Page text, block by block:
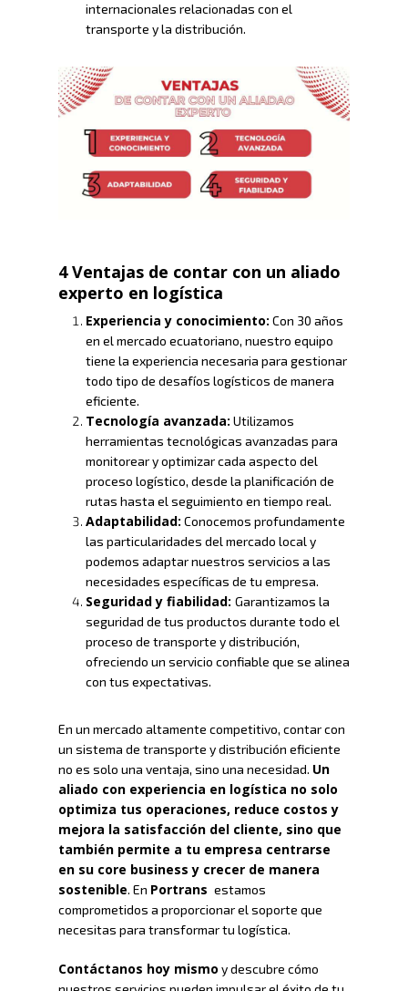
internacionales relacionadas con el
transporte y la distribución.
4 Ventajas de contar con un aliado
experto en logística
Experiencia y conocimiento: Con 30 años
en el mercado ecuatoriano, nuestro equipo
tiene la experiencia necesaria para gestionar
todo tipo de desafíos logísticos de manera
eficiente.
Tecnología avanzada: Utilizamos
herramientas tecnológicas avanzadas para
monitorear y optimizar cada aspecto del
proceso logístico, desde la planificación de
rutas hasta el seguimiento en tiempo real.
Adaptabilidad: Conocemos profundamente
las particularidades del mercado local y
podemos adaptar nuestros servicios a las
necesidades específicas de tu empresa.
Seguridad y fiabilidad: Garantizamos la
seguridad de tus productos durante todo el
proceso de transporte y distribución,
ofreciendo un servicio confiable que se alinea
con tus expectativas.
En un mercado altamente competitivo, contar con
un sistema de transporte y distribución eficiente
no es solo una ventaja, sino una necesidad. Un
aliado con experiencia en logística no solo
optimiza tus operaciones, reduce costos y
mejora la satisfacción del cliente, sino que
también permite a tu empresa centrarse
en su core business y crecer de manera
sostenible. En Portrans estamos
comprometidos a proporcionar el soporte que
necesitas para transformar tu logística.
Contáctanos hoy mismo y descubre cómo